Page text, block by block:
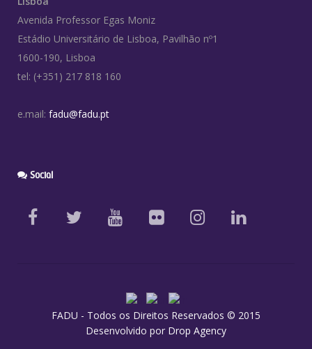
Avenida Professor Egas Moniz
Estádio Universitário de Lisboa, Pavilhão nº1
1600-190, Lisboa
tel: (+351) 217 818 160
e.mail: fadu@fadu.pt
Social
FADU - Todos os Direitos Reservados © 2015
Desenvolvido por Drop Agency